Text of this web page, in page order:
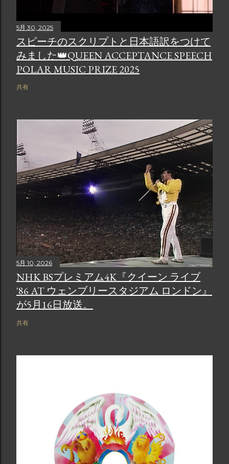
5月 30, 2025
スピーチのスクリプトと日本語訳をつけて
みました👑QUEEN ACCEPTANCE SPEECH
POLAR MUSIC PRIZE 2025
共有
5月 10, 2026
NHK BSプレミアム4K『クイーン ライブ
'86 AT ウェンブリースタジアム ロンドン』
が5月16日放送。
共有